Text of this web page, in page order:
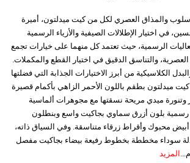
والمذاق العصري لكل من كيت ميدلتون، أميرة
في اختيار الإطلالات الصيفية والأزياء الرسمية
الرسمية، حيث تعتمد كل منهما على خيارات تجمع
العصرية، والتناسق الدقيق في اختيار القطع والمكملات.
الكلاسيكية من أبرز الاختيارات الجذابة التي فضلتها
ميدلتون بطقم باللون الأحمر الزاهي بأكمام قصيرة
ميدي مريحة نسقتها مع مجوهرات ألماسية
رسمية بلون أزرق سماوي بجاكيت واسع وبنطلون
محبوك وأقراط زرقاء متناسقة. وفي السياق ذاته،
سوداء مخططة بخطوط رفيعة بيضاء بجاكيت مفصل
المزيد